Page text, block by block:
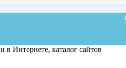
Интернете, каталог сайтов